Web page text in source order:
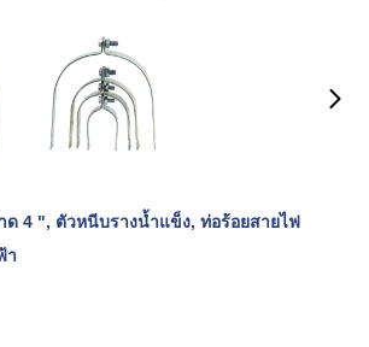
ด 4 ", ตัวหนีบรางน้ำแข็ง, ท่อร้อยสายไฟ
า